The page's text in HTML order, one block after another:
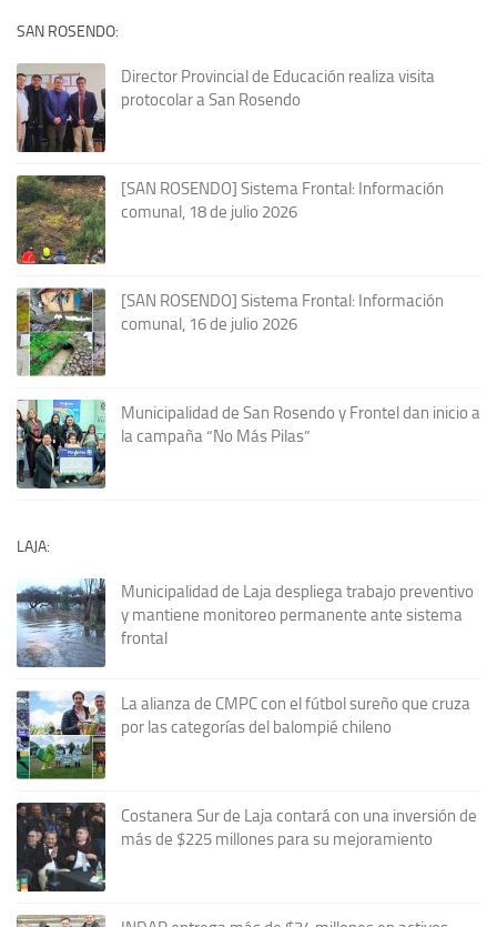
SAN ROSENDO:
Director Provincial de Educación realiza visita
protocolar a San Rosendo
[SAN ROSENDO] Sistema Frontal: Información
comunal, 18 de julio 2026
[SAN ROSENDO] Sistema Frontal: Información
comunal, 16 de julio 2026
Municipalidad de San Rosendo y Frontel dan inicio a
la campaña “No Más Pilas”
LAJA:
Municipalidad de Laja despliega trabajo preventivo
y mantiene monitoreo permanente ante sistema
frontal
La alianza de CMPC con el fútbol sureño que cruza
por las categorías del balompié chileno
Costanera Sur de Laja contará con una inversión de
más de $225 millones para su mejoramiento